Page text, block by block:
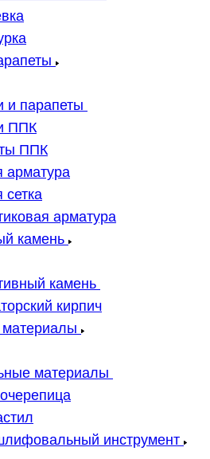
и парапеты
ППК
ППК
арматура
сетка
арматура
камень
камень
кирпич
материалы
инструмент